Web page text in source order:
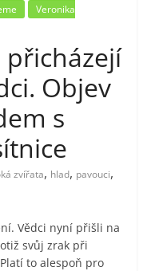
Veronika
přicházejí
Objev
s
zvířata, hlad, pavouci,
Vědci nyní přišli na
svůj zrak při
to alespoň pro